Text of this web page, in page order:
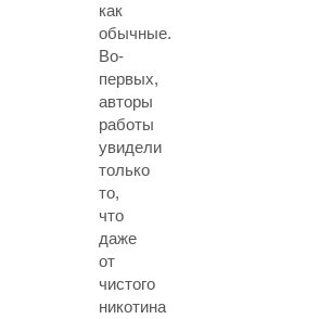
как
обычные.
Во-
первых,
авторы
работы
увидели
только
то,
что
даже
от
чистого
никотина